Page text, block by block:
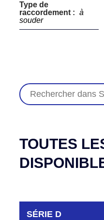
Type de
raccordement : à
souder
TOUTES
SÉRIE D